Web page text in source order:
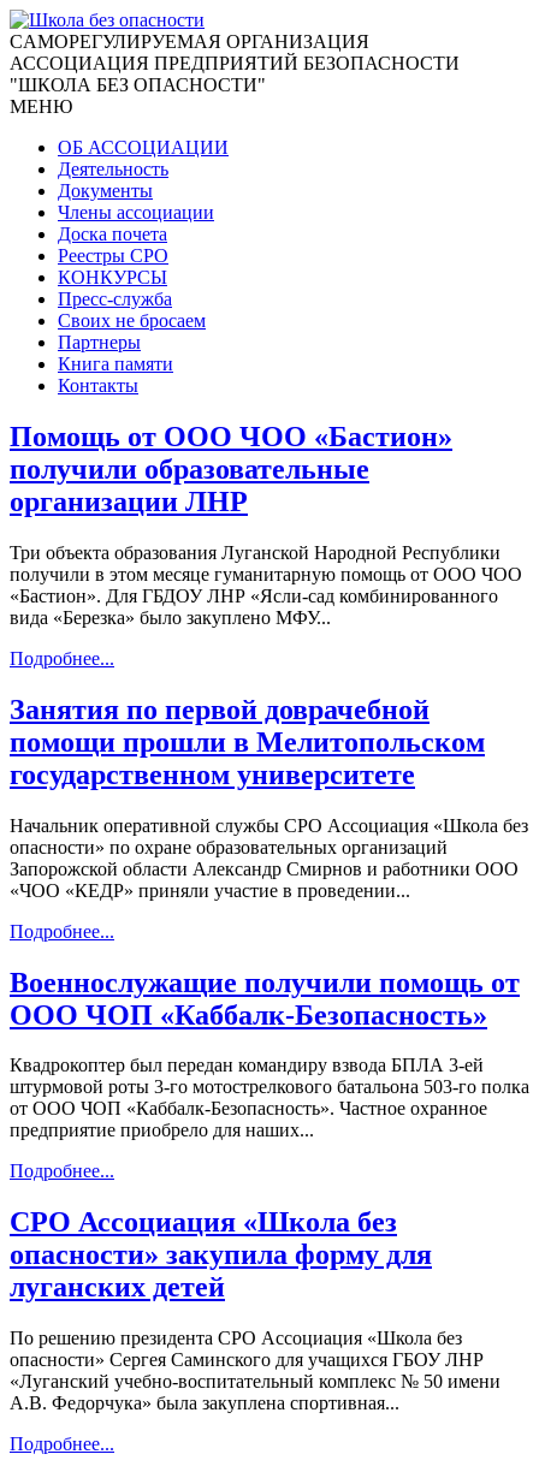
CАМОРЕГУЛИРУЕМАЯ ОРГАНИЗАЦИЯ
АССОЦИАЦИЯ ПРЕДПРИЯТИЙ БЕЗОПАСНОСТИ
"ШКОЛА БЕЗ ОПАСНОСТИ"
МЕНЮ
ОБ АССОЦИАЦИИ
Деятельность
Документы
Члены ассоциации
Доска почета
Реестры СРО
КОНКУРСЫ
Пресс-служба
Своих не бросаем
Партнеры
Книга памяти
Контакты
Помощь от ООО ЧОО «Бастион»
получили образовательные
организации ЛНР
Три объекта образования Луганской Народной Республики
получили в этом месяце гуманитарную помощь от ООО ЧОО
«Бастион». Для ГБДОУ ЛНР «Ясли-сад комбинированного
вида «Березка» было закуплено МФУ...
Подробнее...
Занятия по первой доврачебной
помощи прошли в Мелитопольском
государственном университете
Начальник оперативной службы СРО Ассоциация «Школа без
опасности» по охране образовательных организаций
Запорожской области Александр Смирнов и работники ООО
«ЧОО «КЕДР» приняли участие в проведении...
Подробнее...
Военнослужащие получили помощь от
ООО ЧОП «Каббалк-Безопасность»
Квадрокоптер был передан командиру взвода БПЛА 3-ей
штурмовой роты 3-го мотострелкового батальона 503-го полка
от ООО ЧОП «Каббалк-Безопасность». Частное охранное
предприятие приобрело для наших...
Подробнее...
СРО Ассоциация «Школа без
опасности» закупила форму для
луганских детей
По решению президента СРО Ассоциация «Школа без
опасности» Сергея Саминского для учащихся ГБОУ ЛНР
«Луганский учебно-воспитательный комплекс № 50 имени
А.В. Федорчука» была закуплена спортивная...
Подробнее...